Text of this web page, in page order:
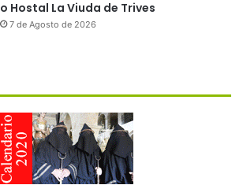
o Hostal La Viuda de Trives
7 de Agosto de 2026